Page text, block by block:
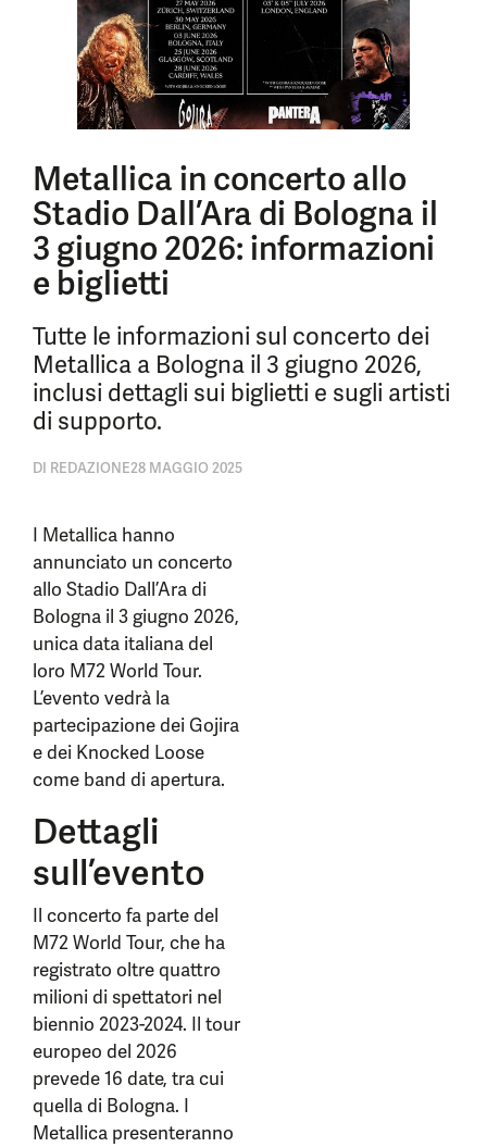
Metallica in concerto allo
Stadio Dall’Ara di Bologna il
3 giugno 2026: informazioni
e biglietti
Tutte le informazioni sul concerto dei
Metallica a Bologna il 3 giugno 2026,
inclusi dettagli sui biglietti e sugli artisti
di supporto.
DI REDAZIONE28 MAGGIO 2025
I Metallica hanno
annunciato un concerto
allo Stadio Dall’Ara di
Bologna il 3 giugno 2026,
unica data italiana del
loro M72 World Tour.
L’evento vedrà la
partecipazione dei Gojira
e dei Knocked Loose
come band di apertura.
Dettagli
sull’evento
Il concerto fa parte del
M72 World Tour, che ha
registrato oltre quattro
milioni di spettatori nel
biennio 2023-2024. Il tour
europeo del 2026
prevede 16 date, tra cui
quella di Bologna. I
Metallica presenteranno